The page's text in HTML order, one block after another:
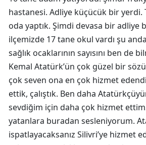
hastanesi. Adliye küçücük bir
oda yaptık. Şimdi devasa bir adliye
ilçemizde 17 tane okul vardı şu
sağlık ocaklarının sayısını ben de
Kemal Atatürk’ün çok güzel bir sözü
çok seven ona en çok hizmet
ettik, çalıştık. Ben daha
sevdiğim için daha çok hizmet
yatanlara buradan sesleniyorum.
ispatlayacaksanız Silivri’ye hizmet